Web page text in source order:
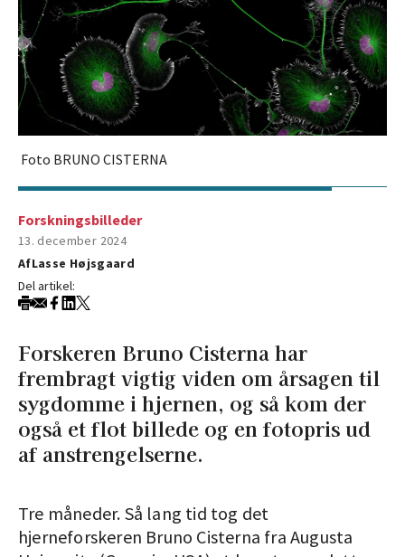
Foto BRUNO CISTERNA
Forskningsbilleder
13. december 2024
AfLasse Højsgaard
Del artikel:
Forskeren Bruno Cisterna har
frembragt vigtig viden om årsagen til
sygdomme i hjernen, og så kom der
også et flot billede og en fotopris ud
af anstrengelserne.
Tre måneder. Så lang tid tog det
hjerneforskeren Bruno Cisterna fra Augusta